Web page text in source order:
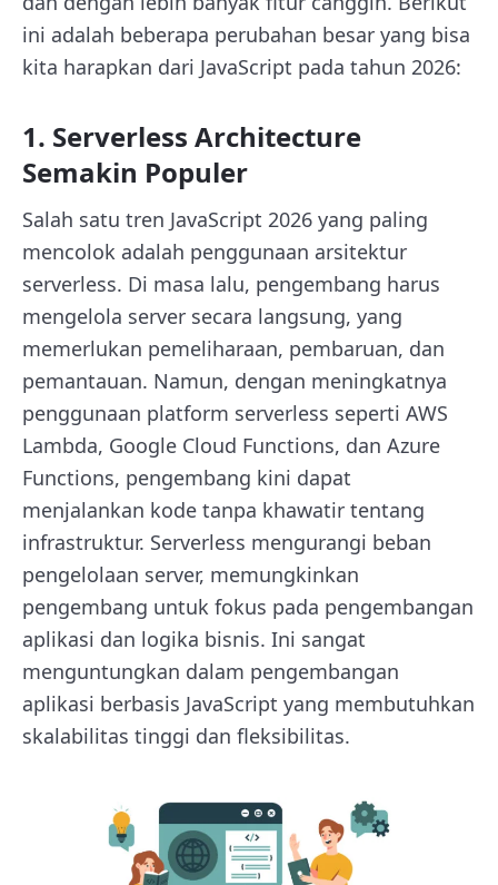
ini adalah beberapa perubahan besar yang bisa
kita harapkan dari JavaScript pada tahun 2026:
1. Serverless Architecture
Semakin Populer
Salah satu tren JavaScript 2026 yang paling
mencolok adalah penggunaan arsitektur
serverless. Di masa lalu, pengembang harus
mengelola server secara langsung, yang
memerlukan pemeliharaan, pembaruan, dan
pemantauan. Namun, dengan meningkatnya
penggunaan platform serverless seperti AWS
Lambda, Google Cloud Functions, dan Azure
Functions, pengembang kini dapat
menjalankan kode tanpa khawatir tentang
infrastruktur. Serverless mengurangi beban
pengelolaan server, memungkinkan
pengembang untuk fokus pada pengembangan
aplikasi dan logika bisnis. Ini sangat
menguntungkan dalam pengembangan
aplikasi berbasis JavaScript yang membutuhkan
skalabilitas tinggi dan fleksibilitas.